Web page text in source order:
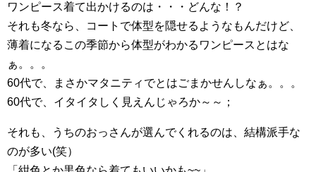
ワンピース着て出かけるのは・・・どんな！？
それも冬なら、コートで体型を隠せるようなもんだけど、
薄着になるこの季節から体型がわかるワンピースとはな
ぁ。。。
60代で、まさかマタニティでとはごまかせんしなぁ。。。
60代で、イタイタしく見えんじゃろか～～；
それも、うちのおっさんが選んでくれるのは、結構派手な
のが多い(笑）